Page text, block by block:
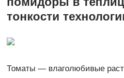
тонкости
Томаты — влаголюбивые